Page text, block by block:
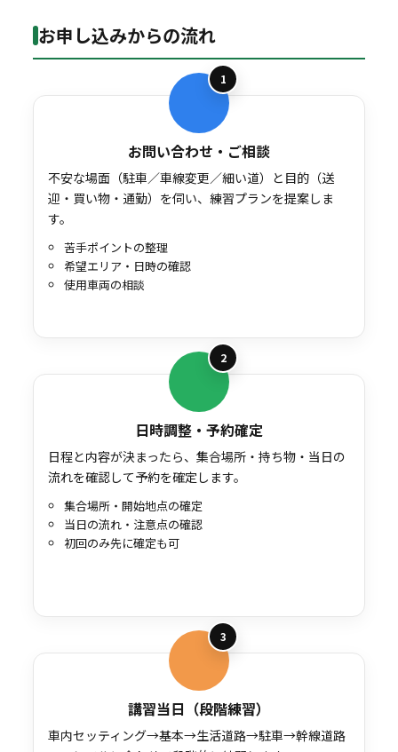
お申し込みからの流れ
1
お問い合わせ・ご相談
不安な場面（駐車／車線変更／細い道）と目的（送
迎・買い物・通勤）を伺い、練習プランを提案しま
す。
苦手ポイントの整理
希望エリア・日時の確認
使用車両の相談
2
日時調整・予約確定
日程と内容が決まったら、集合場所・持ち物・当日の
流れを確認して予約を確定します。
集合場所・開始地点の確定
当日の流れ・注意点の確認
初回のみ先に確定も可
3
講習当日（段階練習）
車内セッティング→基本→生活道路→駐車→幹線道路